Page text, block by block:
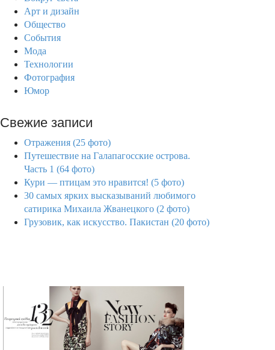
Арт и дизайн
Общество
События
Мода
Технологии
Фотография
Юмор
Свежие записи
Отражения (25 фото)
Путешествие на Галапагосские острова.
Часть 1 (64 фото)
Кури — птицам это нравится! (5 фото)
30 cамых ярких высказываний любимого
сатирика Михаила Жванецкого (2 фото)
Грузовик, как искусство. Пакистан (20 фото)